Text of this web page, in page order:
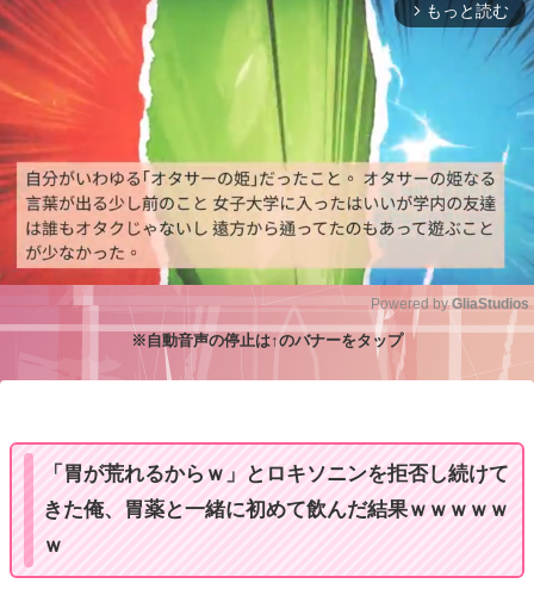
arrow_forward_ios もっと読む
Powered by GliaStudios
※自動音声の停止は↑のバナーをタップ
「胃が荒れるからｗ」とロキソニンを拒否し続けて
きた俺、胃薬と一緒に初めて飲んだ結果ｗｗｗｗｗ
ｗ